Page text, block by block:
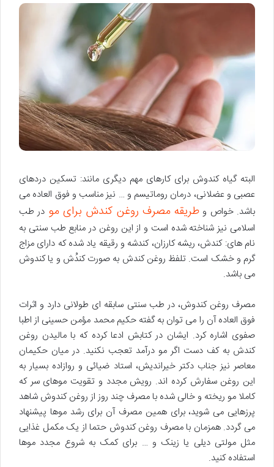
البته گیاه کندوش برای کارهای مهم دیگری مانند: تسکین دردهای
عصبی و عضلانی، درمان روماتیسم و … نیز مناسب و فوق العاده می
باشد. خواص و طریقه مصرف روغن کندش برای مو در طب
اسلامی نیز شناخته شده است و از این روغن در منابع طب سنتی به
نام های: کندش، ریشه کارزان، کندشه و رقیقه یاد شده که دارای مزاج
گرم و خشک است. تلفظ روغن کندش به صورت کندُش و یا کندوش
می باشد.
مصرف روغن کندوش، در طب سنتی سابقه ای طولانی دارد و اثرات
فوق العاده آن را می توان به گفته حکیم محمد مؤمن حسینی از اطبا
صفوی اشاره کرد. ایشان در کتابش ادعا کرده که با مالیدن روغن
کندش به کف دست اگر مو درآمد تعجب نکنید. در میان حکیمان
معاصر نیز جناب دکتر خیراندیش، استاد ضیائی و روازاده بسیار به
این روغن سفارش کرده اند. رویش مجدد و تقویت موهای سر که
کاملا مو ریخته و خالی شده با مصرف چند روز از روغن کندوش شاهد
پرزهایی می شوید، برای همین مصرف آن برای رشد موها پیشنهاد
می گردد. همزمان با مصرف روغن کندوش حتما از یک مکمل غذایی
مثل مولتی دیلی یا زینک و … برای کمک به شروع مجدد موها
استفاده کنید.